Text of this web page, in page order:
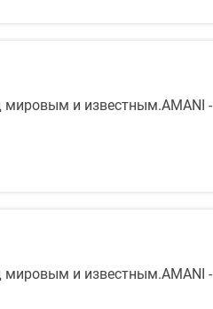
мировым и известным.AMANI -
мировым и известным.AMANI -